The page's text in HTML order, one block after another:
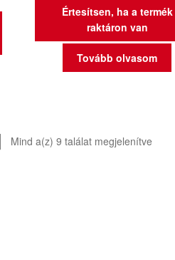
Értesítsen, ha a termék
raktáron van
Tovább olvasom
Mind a(z) 9 találat megjelenítveSorted